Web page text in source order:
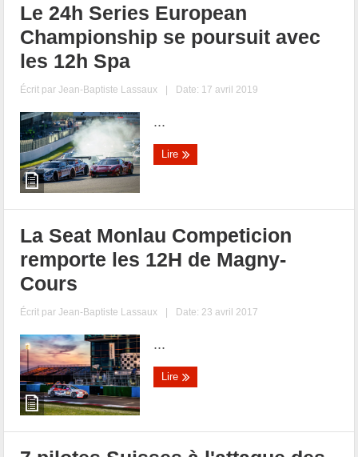
Le 24h Series European
Championship se poursuit avec
les 12h Spa
Écrit parJean-Baptiste Lassaux | Date: 17 avril 2019
...
Lire
La Seat Monlau Competicion
remporte les 12H de Magny-
Cours
Écrit parJean-Baptiste Lassaux | Date: 23 avril 2017
...
Lire